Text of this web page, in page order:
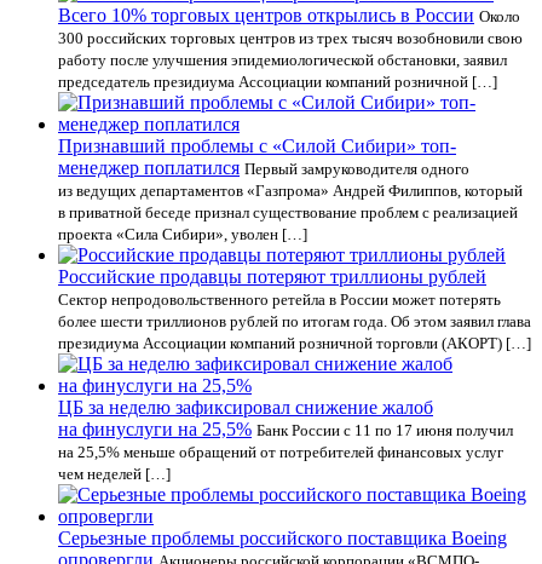
Всего 10% торговых центров открылись в России Около
300 российских торговых центров из трех тысяч возобновили свою
работу после улучшения эпидемиологической обстановки, заявил
председатель президиума Ассоциации компаний розничной […]
Признавший проблемы с «Силой Сибири» топ-
менеджер поплатился Первый замруководителя одного
из ведущих департаментов «Газпрома» Андрей Филиппов, который
в приватной беседе признал существование проблем с реализацией
проекта «Сила Сибири», уволен […]
Российские продавцы потеряют триллионы рублей
Сектор непродовольственного ретейла в России может потерять
более шести триллионов рублей по итогам года. Об этом заявил глава
президиума Ассоциации компаний розничной торговли (АКОРТ) […]
ЦБ за неделю зафиксировал снижение жалоб
на финуслуги на 25,5% Банк России с 11 по 17 июня получил
на 25,5% меньше обращений от потребителей финансовых услуг
чем неделей […]
Серьезные проблемы российского поставщика Boeing
опровергли